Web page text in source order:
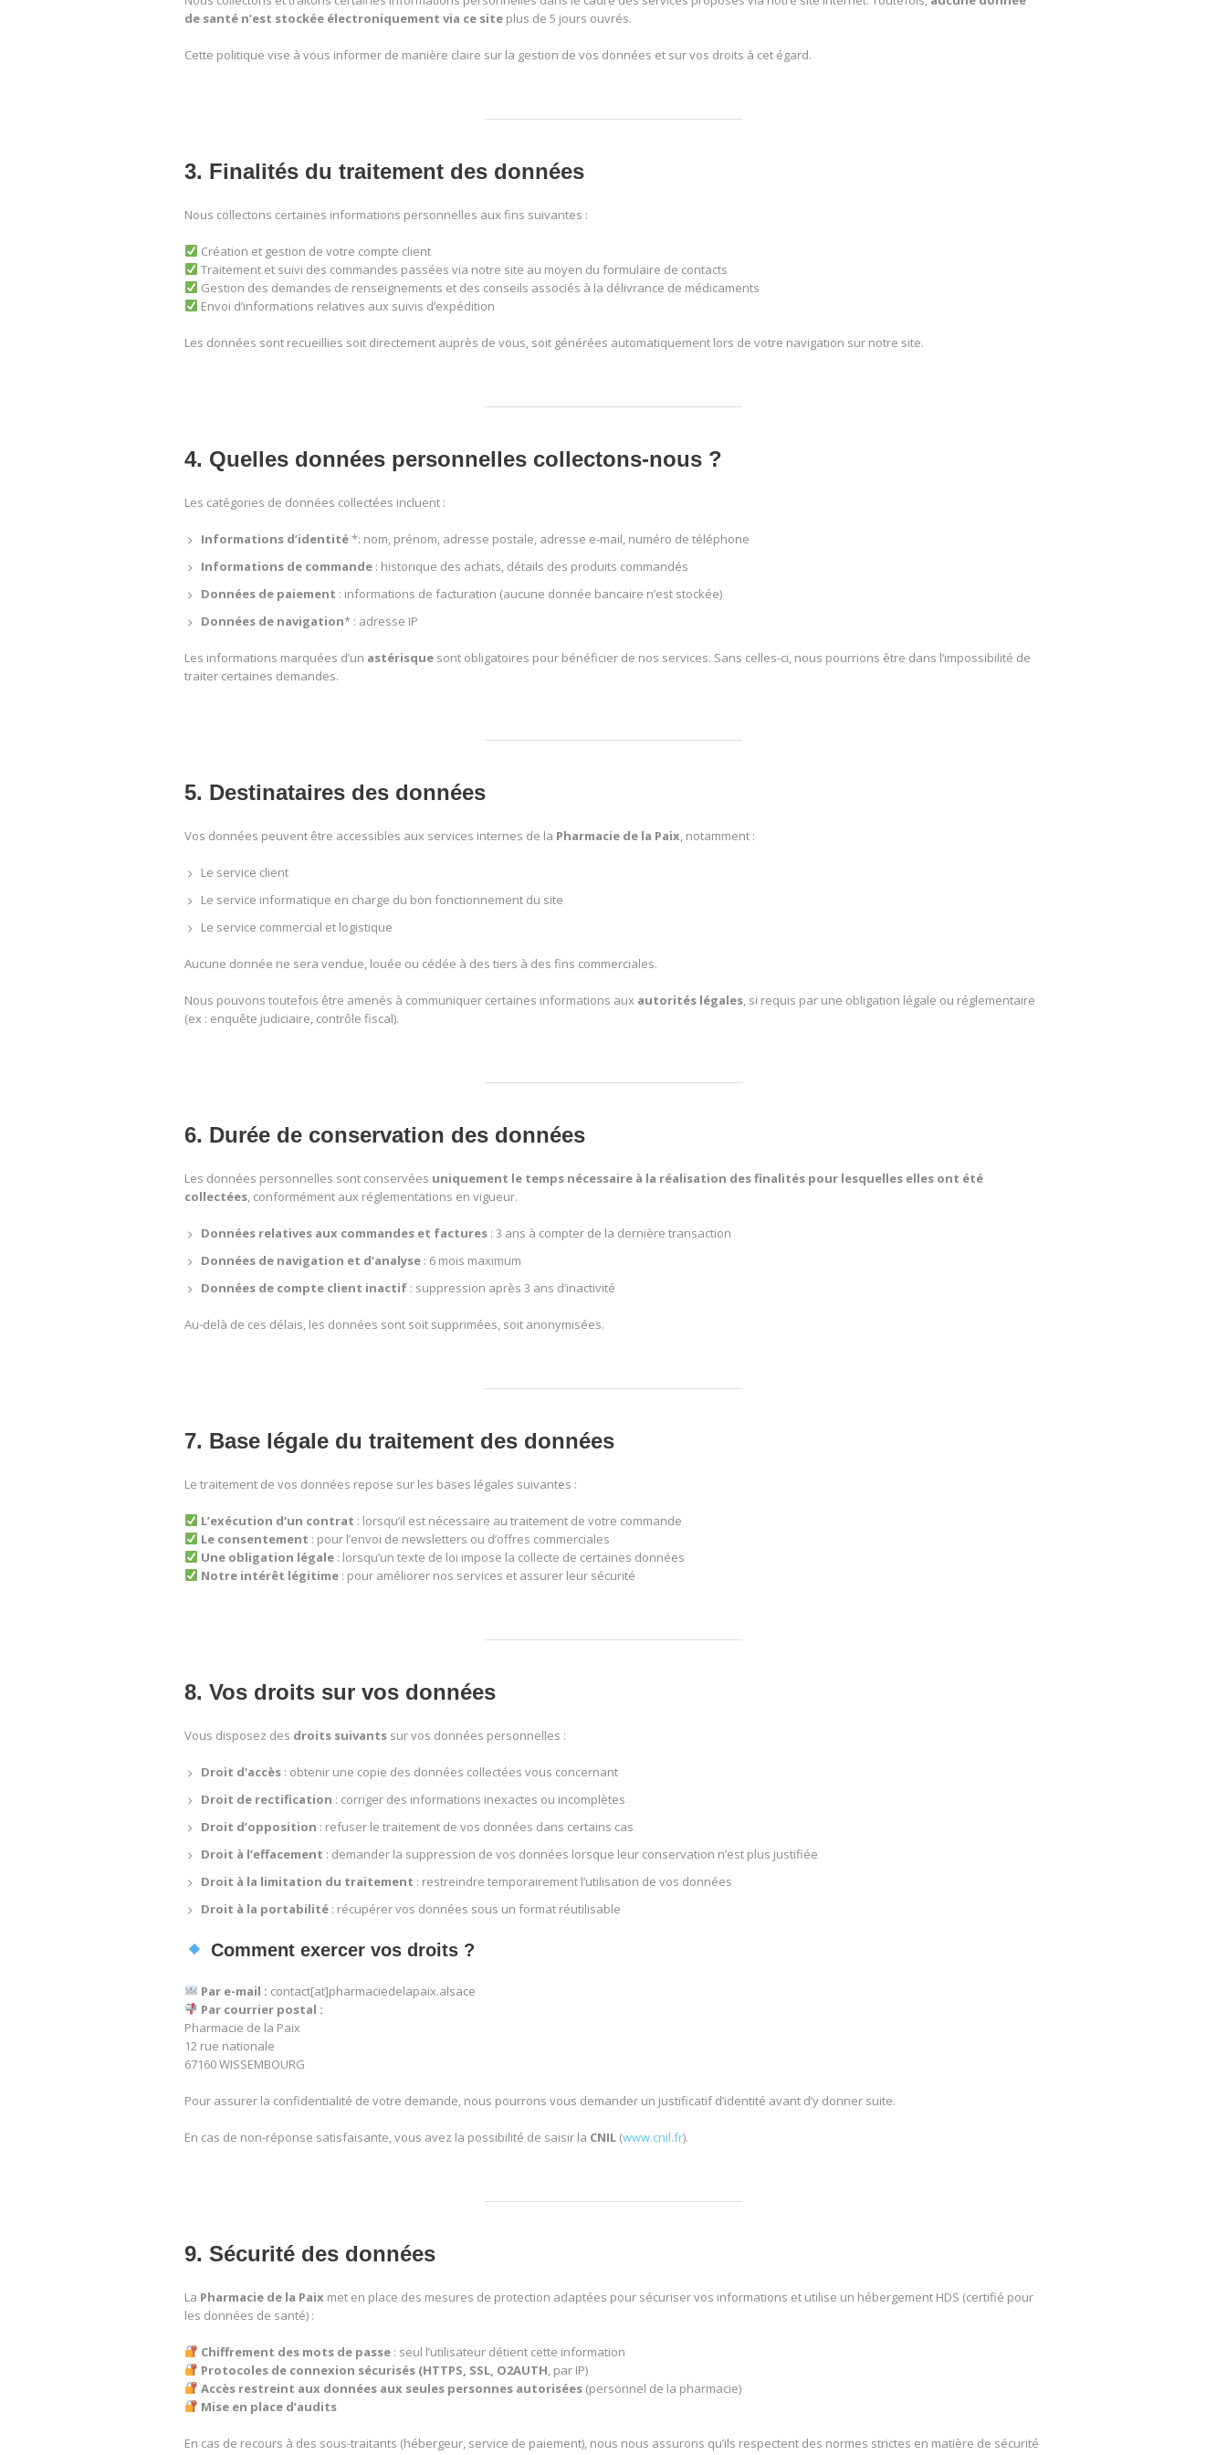
de santé n’est stockée électroniquement via ce site plus de 5 jours ouvrés.
Cette politique vise à vous informer de manière claire sur la gestion de vos données et sur vos droits à cet égard.
3. Finalités du traitement des données
Nous collectons certaines informations personnelles aux fins suivantes :
Création et gestion de votre compte client
Traitement et suivi des commandes passées via notre site au moyen du formulaire de contacts
Gestion des demandes de renseignements et des conseils associés à la délivrance de médicaments
Envoi d’informations relatives aux suivis d’expédition
Les données sont recueillies soit directement auprès de vous, soit générées automatiquement lors de votre navigation sur notre site.
4. Quelles données personnelles collectons-nous ?
Les catégories de données collectées incluent :
Informations d’identité*: nom, prénom, adresse postale, adresse e-mail, numéro de téléphone
Informations de commande : historique des achats, détails des produits commandés
Données de paiement : informations de facturation (aucune donnée bancaire n’est stockée)
Données de navigation* : adresse IP
Les informations marquées d’un astérisque sont obligatoires pour bénéficier de nos services. Sans celles-ci, nous pourrions être dans l’impossibilité de
traiter certaines demandes.
5. Destinataires des données
Vos données peuvent être accessibles aux services internes de la Pharmacie de la Paix, notamment :
Le service client
Le service informatique en charge du bon fonctionnement du site
Le service commercial et logistique
Aucune donnée ne sera vendue, louée ou cédée à des tiers à des fins commerciales.
Nous pouvons toutefois être amenés à communiquer certaines informations aux autorités légales, si requis par une obligation légale ou réglementaire
(ex : enquête judiciaire, contrôle fiscal).
6. Durée de conservation des données
Les données personnelles sont conservées uniquement le temps nécessaire à la réalisation des finalités pour lesquelles elles ont été
collectées, conformément aux réglementations en vigueur.
Données relatives aux commandes et factures : 3 ans à compter de la dernière transaction
Données de navigation et d’analyse : 6 mois maximum
Données de compte client inactif : suppression après 3 ans d’inactivité
Au-delà de ces délais, les données sont soit supprimées, soit anonymisées.
7. Base légale du traitement des données
Le traitement de vos données repose sur les bases légales suivantes :
L’exécution d’un contrat : lorsqu’il est nécessaire au traitement de votre commande
Le consentement : pour l’envoi de newsletters ou d’offres commerciales
Une obligation légale: lorsqu’un texte de loi impose la collecte de certaines données
Notre intérêt légitime: pour améliorer nos services et assurer leur sécurité
8. Vos droits sur vos données
Vous disposez des droits suivants sur vos données personnelles :
Droit d’accès : obtenir une copie des données collectées vous concernant
Droit de rectification : corriger des informations inexactes ou incomplètes
Droit d’opposition : refuser le traitement de vos données dans certains cas
Droit à l’effacement : demander la suppression de vos données lorsque leur conservation n’est plus justifiée
Droit à la limitation du traitement : restreindre temporairement l’utilisation de vos données
Droit à la portabilité : récupérer vos données sous un format réutilisable
Comment exercer vos droits ?
Par e-mail : contact[at]pharmaciedelapaix.alsace
Par courrier postal :
Pharmacie de la Paix
12 rue nationale
67160 WISSEMBOURG
Pour assurer la confidentialité de votre demande, nous pourrons vous demander un justificatif d’identité avant d’y donner suite.
En cas de non-réponse satisfaisante, vous avez la possibilité de saisir la CNIL (www.cnil.fr).
9. Sécurité des données
La Pharmacie de la Paix met en place des mesures de protection adaptées pour sécuriser vos informations et utilise un hébergement HDS (certifié pour
les données de santé) :
Chiffrement des mots de passe: seul l’utilisateur détient cette information
Protocoles de connexion sécurisés (HTTPS, SSL, O2AUTH, par IP)
Accès restreint aux données aux seules personnes autorisées(personnel de la pharmacie)
Mise en place d’audits
En cas de recours à des sous-traitants (hébergeur, service de paiement), nous nous assurons qu’ils respectent des normes strictes en matière de sécurité